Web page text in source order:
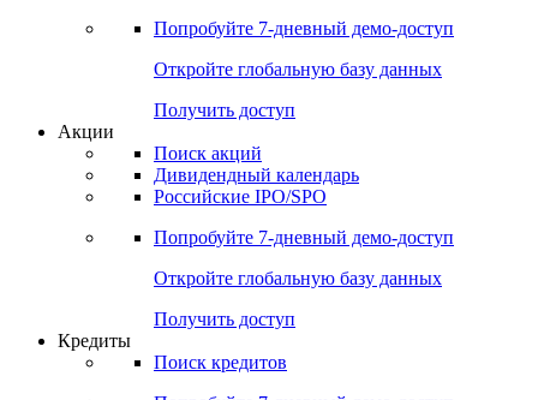
Попробуйте 7-дневный демо-доступ
Откройте глобальную базу данных
Получить доступ
Акции
Поиск акций
Дивидендный календарь
Российские IPO/SPO
Попробуйте 7-дневный демо-доступ
Откройте глобальную базу данных
Получить доступ
Кредиты
Поиск кредитов